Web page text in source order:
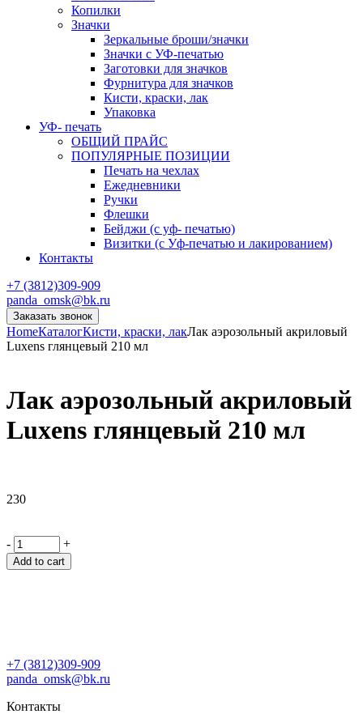
Копилки
Значки
Зеркальные броши/значки
Значки с УФ-печатью
Заготовки для значков
Фурнитура для значков
Кисти, краски, лак
Упаковка
УФ- печать
ОБЩИЙ ПРАЙС
ПОПУЛЯРНЫЕ ПОЗИЦИИ
Печать на чехлах
Ежедневники
Ручки
Флешки
Бейджи (с уф- печатью)
Визитки (с Уф-печатью и лакированием)
Контакты
+7 (3812)309-909
panda_omsk@bk.ru
Заказать звонок
HomeКаталогКисти, краски, лакЛак аэрозольный акриловый
Luxens глянцевый 210 мл
Лак аэрозольный акриловый
Luxens глянцевый 210 мл
230
- +
Add to cart
+7 (3812)309-909
panda_omsk@bk.ru
Контакты